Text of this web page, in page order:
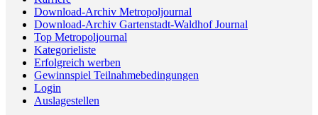
Download-Archiv Metropoljournal
Download-Archiv Gartenstadt-Waldhof Journal
Top Metropoljournal
Kategorieliste
Erfolgreich werben
Gewinnspiel Teilnahmebedingungen
Login
Auslagestellen